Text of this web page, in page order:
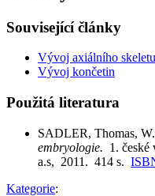
Související články
Vývoj axiálního skeletu
Vývoj končetin
Použitá literatura
SADLER, Thomas, W.
embryologie. 1. české
a.s, 2011. 414 s.
Kategorie: